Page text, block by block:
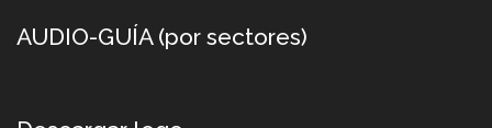
AUDIO-GUÍA (por sectores)